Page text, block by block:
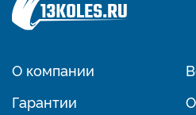
О компании
Гарантии